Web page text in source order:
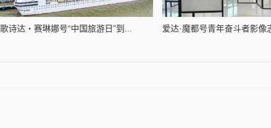
歌诗达・赛琳娜号“中国旅游日”到... 爱达·魔都号青年奋斗者影像